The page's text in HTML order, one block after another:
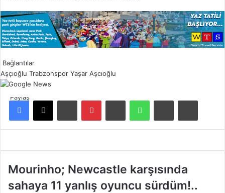
Bağlantılar
Aşçıoğlu Trabzonspor Yaşar Aşcıoğlu
Paylaş
M
u
Mourinho; Newcastle karşısında
sahaya 11 yanlış oyuncu sürdüm!..